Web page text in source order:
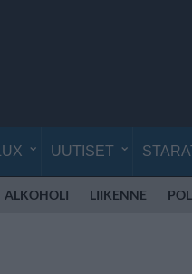
LUX UUTISET
ALKOHOLI LIIKENNE